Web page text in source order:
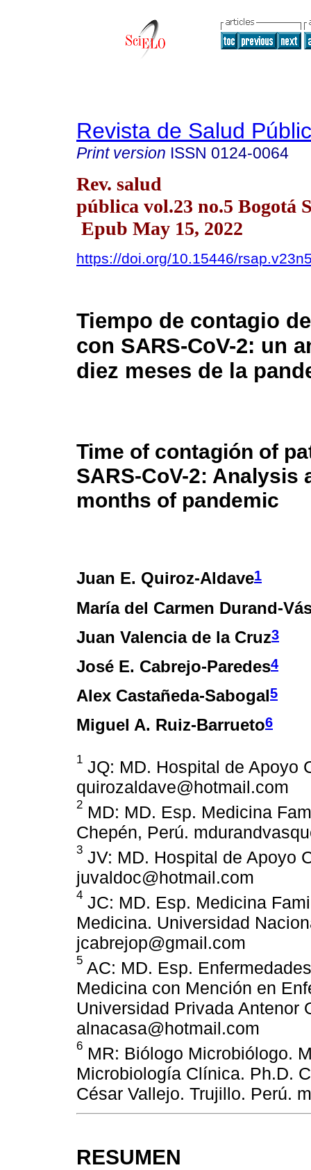
Revista de Salud
Print version ISSN 0124-0064
Rev. salud
pública vol.23 no.5 Bogotá
Epub May 15, 2022
https://doi.org/10.15446/
Tiempo de contagio
con SARS-CoV-2: un
diez meses de la
Time of contagión of
SARS-CoV-2: Analysis
months of pandemic
Juan E. Quiroz-Aldave1
María del Carmen Durand-
Juan Valencia de la Cruz3
José E. Cabrejo-Paredes4
Alex Castañeda-Sabogal5
Miguel A. Ruiz-Barrueto6
1 JQ: MD. Hospital de Apoyo
quirozaldave@hotmail.com
2 MD: MD. Esp. Medicina
Chepén, Perú.
3 JV: MD. Hospital de Apoyo
juvaldoc@hotmail.com
4 JC: MD. Esp. Medicina
Medicina. Universidad
jcabrejop@gmail.com
5 AC: MD. Esp.
Medicina con Mención en
Universidad Privada Antenor
alnacasa@hotmail.com
6 MR: Biólogo Microbiólogo.
Microbiología Clínica. Ph.D.
César Vallejo. Trujillo. Perú.
RESUMEN